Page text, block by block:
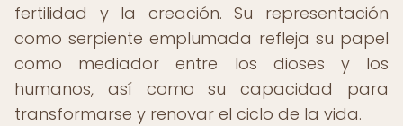
fertilidad y la creación. Su representación
como serpiente emplumada refleja su papel
como mediador entre los dioses y los
humanos, así como su capacidad para
transformarse y renovar el ciclo de la vida.